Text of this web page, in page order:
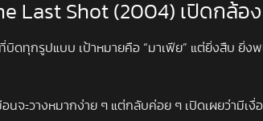
Last Shot (2004) เปิดกล้อ
ดทุกรูปแบบ เป้าหมายคือ “มาเฟีย” แต่ยิ่งสืบ ยิ่ง
นจะวางหมากง่าย ๆ แต่กลับค่อย ๆ เปิดเผยว่ามี